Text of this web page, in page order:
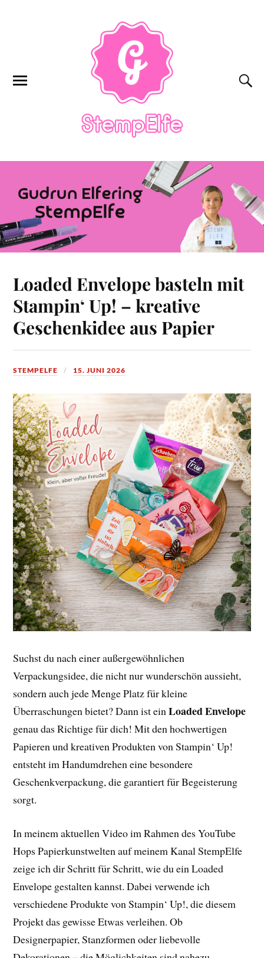
Loaded Envelope basteln mit
Stampin‘ Up! – kreative
Geschenkidee aus Papier
STEMPELFE 15. JUNI 2026
Suchst du nach einer außergewöhnlichen
Verpackungsidee, die nicht nur wunderschön aussieht,
sondern auch jede Menge Platz für kleine
Überraschungen bietet? Dann ist einLoaded Envelope
genau das Richtige für dich! Mit den hochwertigen
Papieren und kreativen Produkten von Stampin‘ Up!
entsteht im Handumdrehen eine besondere
Geschenkverpackung, die garantiert für Begeisterung
sorgt.
In meinem aktuellen Video im Rahmen des YouTube
Hops Papierkunstwelten auf meinem Kanal StempElfe
zeige ich dir Schritt für Schritt, wie du ein Loaded
Envelope gestalten kannst. Dabei verwende ich
verschiedene Produkte von Stampin‘ Up!, die diesem
Projekt das gewisse Etwas verleihen. Ob
Designerpapier, Stanzformen oder liebevolle